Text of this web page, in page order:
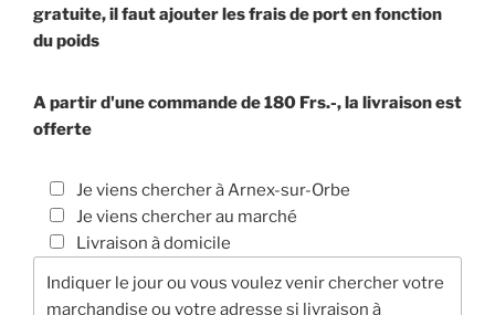
gratuite, il faut ajouter les frais de port en fonction
du poids
A partir d'une commande de 180 Frs.-, la livraison est
offerte
Je viens chercher à Arnex-sur-Orbe
Je viens chercher au marché
Livraison à domicile